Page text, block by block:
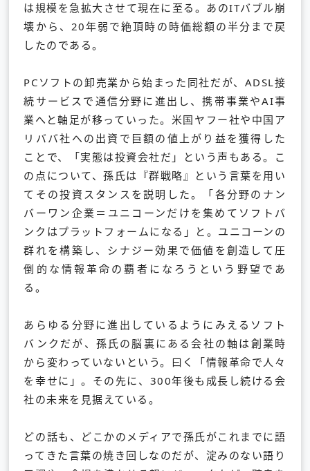
は規模を急拡大させて現在に至る。あのITバブル崩
壊から、20年弱で絶頂時の時価総額の半分まで戻
したのである。
PCソフトの卸売業から始まった同社だが、ADSL接
続サービスで通信分野に進出し、携帯事業やAI事
業へと軸足が移っていった。米国ヤフー社や中国ア
リババ社への出資で巨額の値上がり益を獲得した
ことで、「実態は投資会社だ」という声もある。こ
の点について、孫氏は『群戦略』という言葉を用い
てその投資スタンスを説明した。「各分野のナン
バーワン企業＝ユニコーンだけを集めてソフトバ
ンクはプラットフォームになる」と。ユニコーンの
群れを構築し、シナジー効果で価値を創造して圧
倒的な情報革命の覇者になろうという野望であ
る。
あらゆる分野に進出しているようにみえるソフト
バンクだが、孫氏の脳裏にある会社の軸は創業時
から変わっていないという。曰く「情報革命で人々
を幸せに」。その先に、300年後も成長し続ける会
社の未来を見据えている。
どの話も、どこかのメディアで孫氏がこれまでに語
ってきた言葉の焼き回しなのだが、淀みのない語り